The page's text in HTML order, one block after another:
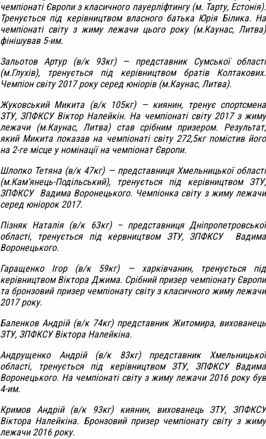
чемпіонаті Європи з класичного пауерліфтингу (м. Тарту, Естонія).
Тренується під керівництвом власного батька Юрія Білика. На
чемпіонаті світу з жиму лежачи цього року (м.Каунас, Литва)
фінішував 5-им.
Зальотов Артур (в/к 93кг) — представник Сумської області
(м.Глухів), тренується під керівництвом братів Колтакових.
Чемпіон світу 2017 року серед юніорів (м.Каунас, Литва).
Жуковський Микита (в/к 105кг) — киянин, тренує спортсмена
ЗТУ, ЗПФКСУ Віктор Налейкін. На чемпіонаті світу 2017 з жиму
лежачи (м.Каунас, Литва) став срібним призером. Результат,
який Микита показав на чемпіонаті світу 272,5кг помістив його
на 2-ге місце у номінації на чемпіонат Європи.
Шлопко Тетяна (в/к 47кг) — представниця Хмельницької області
(м.Кам’янець-Подільський), тренується під керівництвом ЗТУ,
ЗПФКСУ Вадима Воронецького. Чемпіонка світу з жиму лежачи
серед юніорок 2017.
Пізняк Наталія (в/к 63кг) – представниця Дніпропетровської
області, тренується під кервництвом ЗТУ, ЗПФКСУ Вадима
Воронецького.
Гаращенко Ігор (в/к 59кг) — харківчанин, тренується під
керівництвом Віктора Джима. Срібний призер чемпіонату Європи
та бронзовий призер чемпіонату світу з класичного жиму лежачи
2017 року.
Баленков Андрій (в/к 74кг) представник Житомира, вихованець
ЗТУ, ЗПФКСУ Віктора Налейкіна.
Андрущенко Андрій (в/к 83кг) представник Хмельницької
області, тренується під керівництвом ЗТУ, ЗПФКСУ Вадима
Воронецького. На чемпіонаті світу з жиму лежачи 2016 року був
4-им.
Кримов Андрій (в/к 93кг) киянин, вихованець ЗТУ, ЗПФКСУ
Віктора Налейкіна. Бронзовий призер чемпіонату світу з жиму
лежачи 2016 року.